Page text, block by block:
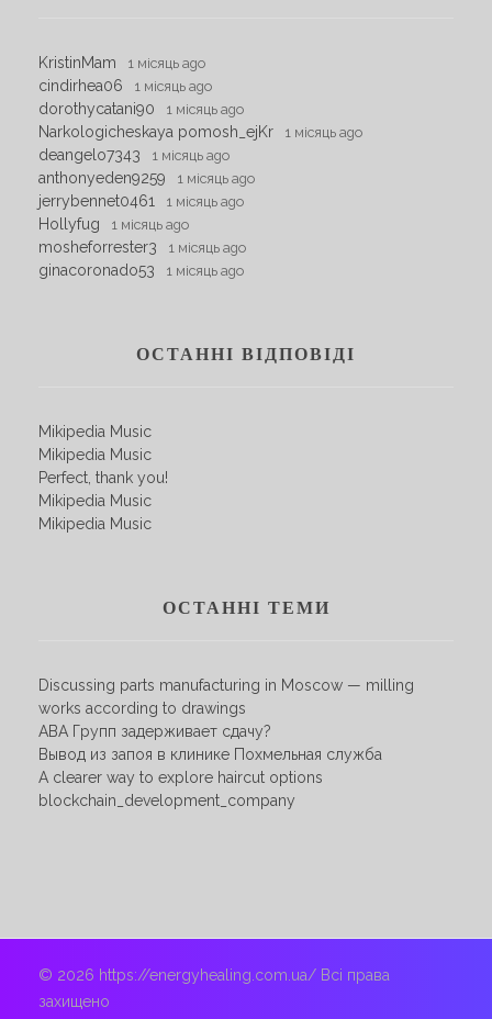
KristinMam 1 місяць ago
cindirhea06 1 місяць ago
dorothycatani90 1 місяць ago
Narkologicheskaya pomosh_ejKr 1 місяць ago
deangelo7343 1 місяць ago
anthonyeden9259 1 місяць ago
jerrybennet0461 1 місяць ago
Hollyfug 1 місяць ago
mosheforrester3 1 місяць ago
ginacoronado53 1 місяць ago
ОСТАННІ ВІДПОВІДІ
Mikipedia Music
Mikipedia Music
Perfect, thank you!
Mikipedia Music
Mikipedia Music
ОСТАННІ ТЕМИ
Discussing parts manufacturing in Moscow — milling
works according to drawings
АВА Групп задерживает сдачу?
Вывод из запоя в клинике Похмельная служба
A clearer way to explore haircut options
blockchain_development_company
© 2026 https://energyhealing.com.ua/ Всі права
захищено